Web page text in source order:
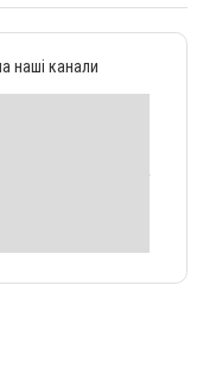
наші канали